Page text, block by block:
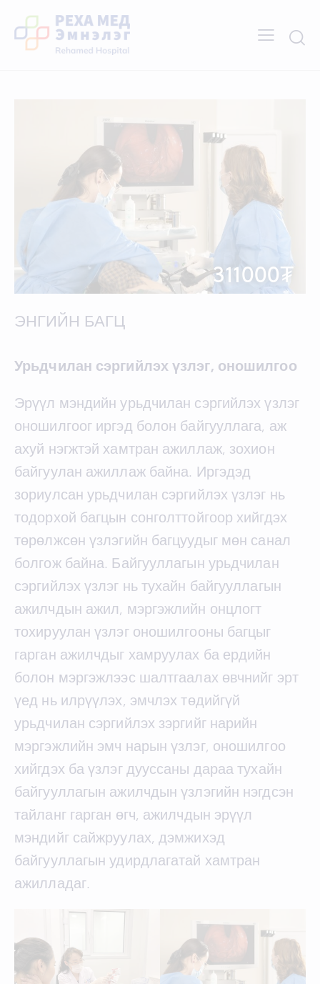
311000₮
ЭНГИЙН БАГЦ
Урьдчилан сэргийлэх үзлэг, оношилгоо
Эрүүл мэндийн урьдчилан сэргийлэх үзлэг
оношилгоог иргэд болон байгууллага, аж
ахуй нэгжтэй хамтран ажиллаж, зохион
байгуулан ажиллаж байна. Иргэдэд
зориулсан урьдчилан сэргийлэх үзлэг нь
тодорхой багцын сонголттойгоор хийгдэх
төрөлжсөн үзлэгийн багцуудыг мөн санал
болгож байна. Байгууллагын урьдчилан
сэргийлэх үзлэг нь тухайн байгууллагын
ажилчдын ажил, мэргэжлийн онцлогт
тохируулан үзлэг оношилгооны багцыг
гарган ажилчдыг хамруулах ба ердийн
болон мэргэжлээс шалтгаалах өвчнийг эрт
үед нь илрүүлэх, эмчлэх төдийгүй
урьдчилан сэргийлэх зэргийг нарийн
мэргэжлийн эмч нарын үзлэг, оношилгоо
хийгдэх ба үзлэг дууссаны дараа тухайн
байгууллагын ажилчдын үзлэгийн нэгдсэн
тайланг гарган өгч, ажилчдын эрүүл
мэндийг сайжруулах, дэмжихэд
байгууллагын удирдлагатай хамтран
ажилладаг.